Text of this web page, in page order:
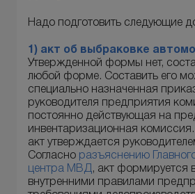
Надо подготовить следующие
1) акт об выбраковке
Утвержденной формы нет,
любой форме. Составить его
специально назначенная
руководителя предприятия
постоянно действующая на
инвентаризационная
акт утверждается
Согласно разъяснению
центра МВД
, акт формируется
внутренними правилами